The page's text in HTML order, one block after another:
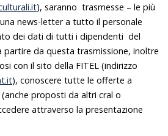
), saranno trasmesse – le più
news-letter a tutto il personale
dei dati di tutti i dipendenti del
da questa trasmissione, inoltre
con il sito della FITEL (indirizzo
), conoscere tutte le offerte a
proposti da altri cral o
attraverso la presentazione